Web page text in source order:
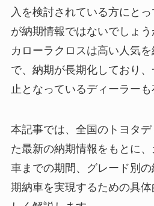
入を検討されている方にと
が納期情報ではないでしょう
カローラクロスは高い人気
で、納期が長期化しており
止となっているディーラーも
本記事では、全国のトヨタ
た最新の納期情報をもとに
車までの期間、グレード別
期納車を実現するための具